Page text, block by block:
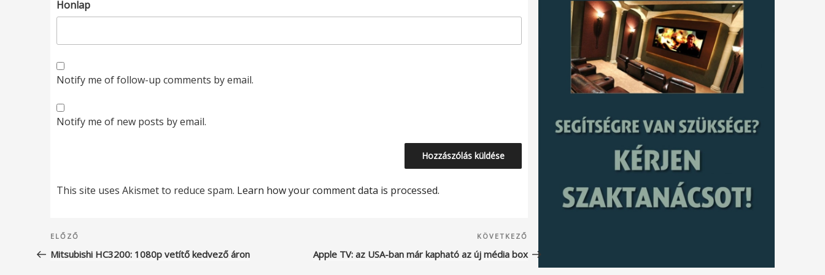
Honlap
Notify me of follow-up comments by email.
Notify me of new posts by email.
This site uses Akismet to reduce spam. Learn how your comment data is processed.
Bejegyzés
navigáció
Korábbi
bejegyzés
ELŐZŐ
Mitsubishi HC3200: 1080p vetítő kedvező áron
bejegyzés
KÖVETKEZŐ
Apple TV: az USA-ban már kapható az új média box